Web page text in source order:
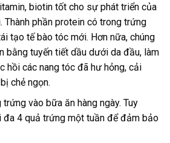
biotin tốt cho sự phát triển của
Thành phần protein có trong trứng
tạo tế bào tóc mới. Hơn nữa, chúng
bằng tuyến tiết dầu dưới da đầu, làm
hồi các nang tóc đã hư hỏng, cải
chẻ ngọn.
trứng vào bữa ăn hàng ngày. Tuy
đa 4 quả trứng một tuần để đảm bảo